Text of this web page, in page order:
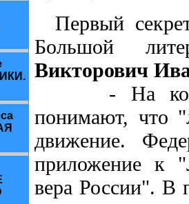
Первый
Большой
Викторович
- На
понимают, что
движение.
приложение к
вера России". В